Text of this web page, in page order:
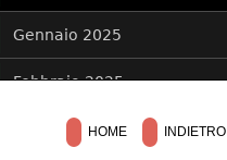
HOME INDIETRO